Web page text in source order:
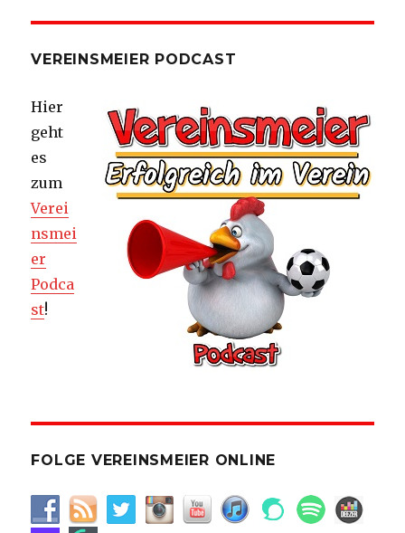
VEREINSMEIER PODCAST
Hier
geht
es
zum
Verei
nsmei
er
Podca
st!
FOLGE VEREINSMEIER ONLINE